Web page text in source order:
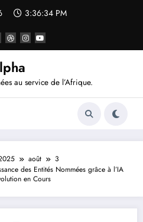
3:36:35 PM
au service de l’Afrique.
août
3
des Entités Nommées grâce à l’IA
en Cours